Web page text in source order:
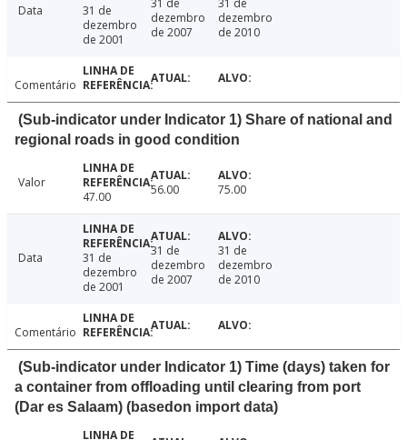
Data
31 de
dezembro
de 2001
31 de
dezembro
de 2007
31 de
dezembro
de 2010
Comentário
(Sub-indicator under Indicator 1) Share of national and
regional roads in good condition
Valor
47.00
56.00 75.00
Data
31 de
dezembro
de 2001
31 de
dezembro
de 2007
31 de
dezembro
de 2010
Comentário
(Sub-indicator under Indicator 1) Time (days) taken for
a container from offloading until clearing from port
(Dar es Salaam) (basedon import data)